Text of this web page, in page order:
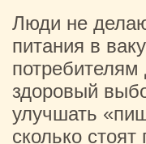
Люди не
питания в
потребителям
здоровый
улучшать
сколько